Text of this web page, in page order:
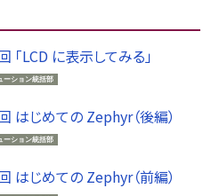
LCD に表示してみる」
ーション統括部
はじめての Zephyr（後編）
ーション統括部
はじめての Zephyr（前編）